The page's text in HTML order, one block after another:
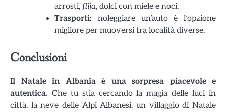
arrosti, flija, dolci con miele e noci.
Trasporti: noleggiare un’auto è l’opzione
migliore per muoversi tra località diverse.
Conclusioni
Il Natale in Albania è una sorpresa piacevole e
autentica. Che tu stia cercando la magia delle luci in
città, la neve delle Alpi Albanesi, un villaggio di Natale